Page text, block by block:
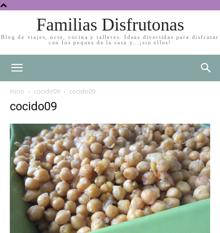
Familias Disfrutonas
Blog de viajes, ocio, cocina y talleres. Ideas divertidas para disfrutar
con los peques de la casa y…¡sin ellos!
Inicio cocido09 cocido09
cocido09